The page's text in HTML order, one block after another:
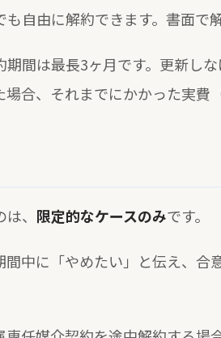
自由に解約できます。書面で
期間は最長3ヶ月です。更新し
合、それまでにかかった実費
、 限定的なケースのみです。
間中に「やめたい」と伝え、合